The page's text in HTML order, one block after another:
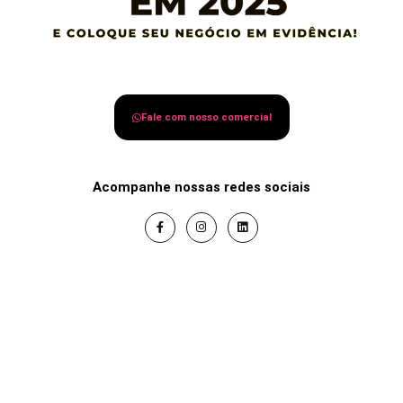
Fale com nosso comercial
Acompanhe nossas redes sociais